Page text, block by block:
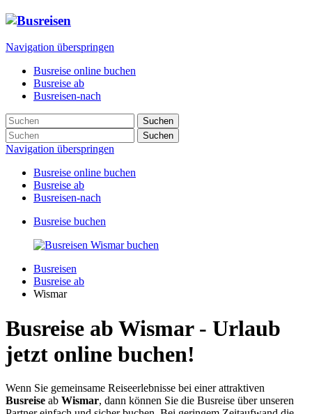
Navigation überspringen
Busreise online buchen
Busreise ab
Busreisen-nach
Suchen
Suchen
Navigation überspringen
Busreise online buchen
Busreise ab
Busreisen-nach
Busreise buchen
Busreisen
Busreise ab
Wismar
Busreise ab Wismar - Urlaub
jetzt online buchen!
Wenn Sie gemeinsame Reiseerlebnisse bei einer attraktiven
Busreise ab Wismar, dann können Sie die Busreise über unseren